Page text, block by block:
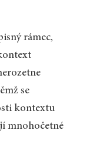
rámec,
se
kontextu
mnohočetné